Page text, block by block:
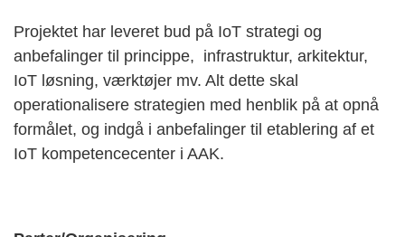
Projektet har leveret bud på IoT strategi og
anbefalinger til princippe, infrastruktur, arkitektur,
IoT løsning, værktøjer mv. Alt dette skal
operationalisere strategien med henblik på at opnå
formålet, og indgå i anbefalinger til etablering af et
IoT kompetencecenter i AAK.